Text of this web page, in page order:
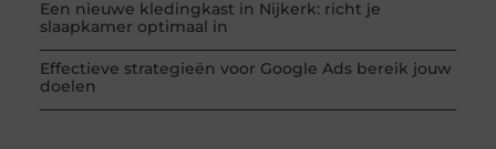
Een nieuwe kledingkast in Nijkerk: richt je
slaapkamer optimaal in
Effectieve strategieën voor Google Ads bereik jouw
doelen